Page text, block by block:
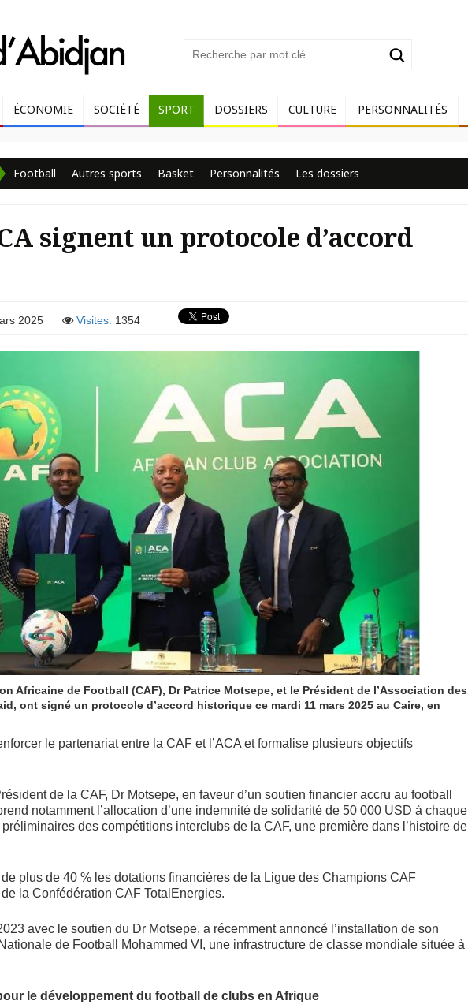
ÉCONOMIE SOCIÉTÉ SPORT DOSSIERS CULTURE PERSONNALITÉS
Football Autres sports Basket Personnalités Les dossiers
signent un protocole d’accord
2025 Visites: 1354
Africaine de Football (CAF), Dr Patrice Motsepe, et le Président de l’Association des
ont signé un protocole d’accord historique ce mardi 11 mars 2025 au Caire, en
le partenariat entre la CAF et l’ACA et formalise plusieurs objectifs
de la CAF, Dr Motsepe, en faveur d’un soutien financier accru au football
notamment l’allocation d’une indemnité de solidarité de 50 000 USD à chaque
des compétitions interclubs de la CAF, une première dans l’histoire de
plus de 40 % les dotations financières de la Ligue des Champions CAF
la Confédération CAF TotalEnergies.
avec le soutien du Dr Motsepe, a récemment annoncé l’installation de son
de Football Mohammed VI, une infrastructure de classe mondiale située à
le développement du football de clubs en Afrique